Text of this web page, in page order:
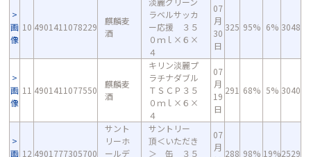
画
像
10 4901411078229
麒麟麦
酒
ラベルサッカ
ー応援 ３５
０ｍｌ×６×
４
07
月
30
日
325 95% 6% 3048
画
像
11 4901411077550
麒麟麦
酒
キリン淡麗プ
ラチナダブル
ＴＳＣＰ３５
０ｍｌ×６×
４
07
月
19
日
291 68% 5% 3040
画 12 4901777305700
サント
リーホ
ールデ
サントリー
頂＜いただき
＞ 缶 ３５
07
月
288 98% 19%2529